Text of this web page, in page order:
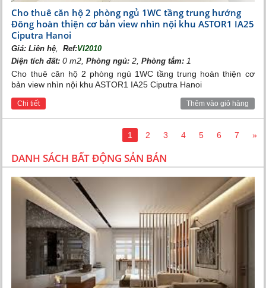
bình.
Thiết kế không gian biệt thự
Cho thuê căn hộ 2 phòng ngủ 1WC tầng trung hướng
Đông hoàn thiện cơ bản view nhìn nội khu ASTOR1 IA25
Ciputra Hanoi
Giá:Liên hệ Ref:VI2010
Diện tích đất: 0 m2,Phòng ngủ: 2,Phòng tắm: 1
Cho thuê căn hộ 2 phòng ngủ 1WC tầng trung hoàn thiện cơ
bản view nhìn nội khu ASTOR1 IA25 Ciputra Hanoi
Chi tiết Thêm vào giỏ hàng
1 2 3 4 5 6 7 »
DANH SÁCH BẤT ĐỘNG SẢN BÁN